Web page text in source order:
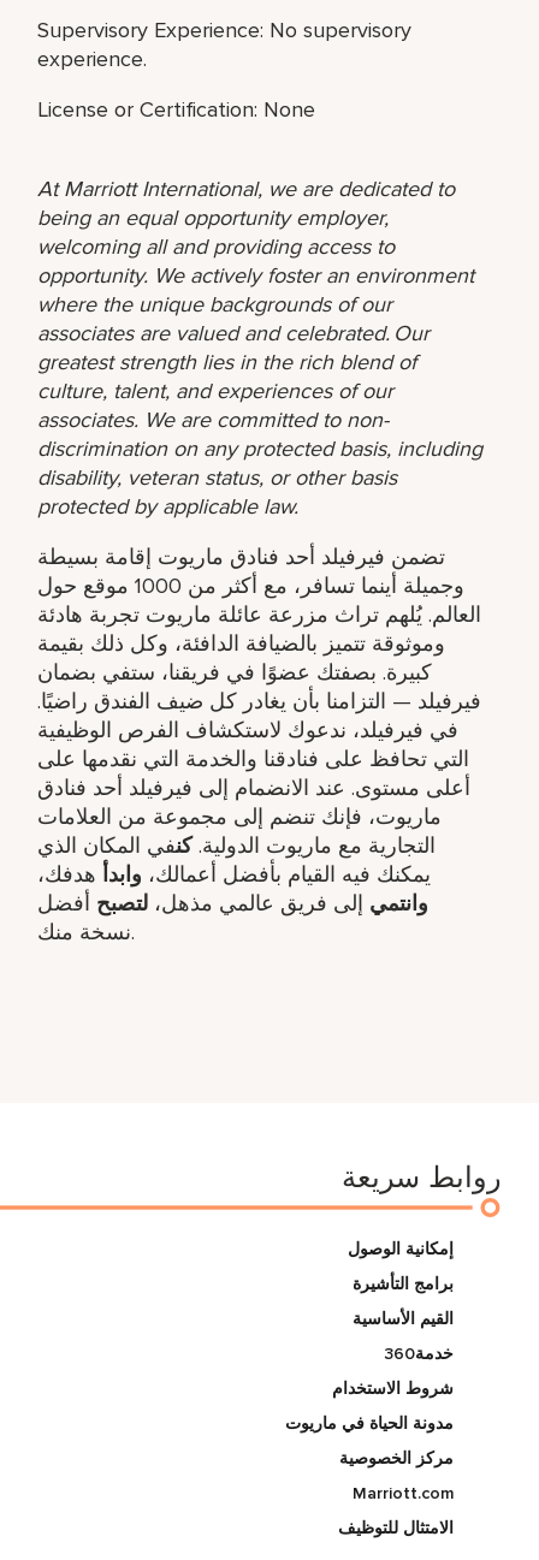
Supervisory Experience: No supervisory
experience.
License or Certification: None
At Marriott International, we are dedicated to
being an equal opportunity employer,
welcoming all and providing access to
opportunity. We actively foster an environment
where the unique backgrounds of our
associates are valued and celebrated. Our
greatest strength lies in the rich blend of
culture, talent, and experiences of our
associates. We are committed to non-
discrimination on any protected basis, including
disability, veteran status, or other basis
protected by applicable law.
تضمن فيرفيلد أحد فنادق ماريوت إقامة بسيطة
وجميلة أينما تسافر، مع أكثر من 1000 موقع حول
العالم. يُلهم تراث مزرعة عائلة ماريوت تجربة هادئة
وموثوقة تتميز بالضيافة الدافئة، وكل ذلك بقيمة
كبيرة. بصفتك عضوًا في فريقنا، ستفي بضمان
فيرفيلد — التزامنا بأن يغادر كل ضيف الفندق راضيًا.
في فيرفيلد، ندعوك لاستكشاف الفرص الوظيفية
التي تحافظ على فنادقنا والخدمة التي نقدمها على
أعلى مستوى. عند الانضمام إلى فيرفيلد أحد فنادق
ماريوت، فإنك تنضم إلى مجموعة من العلامات
التجارية مع ماريوت الدولية.كنفي المكان الذي
يمكنك فيه القيام بأفضل أعمالك، وابدأ هدفك،​
وانتمي إلى فريق عالمي مذهل​، لتصبح أفضل
نسخة منك.
روابط سريعة
إمكانية الوصول
برامج التأشيرة
القيم الأساسية
خدمة360
شروط الاستخدام
مدونة الحياة في ماريوت
مركز الخصوصية
Marriott.com
الامتثال للتوظيف